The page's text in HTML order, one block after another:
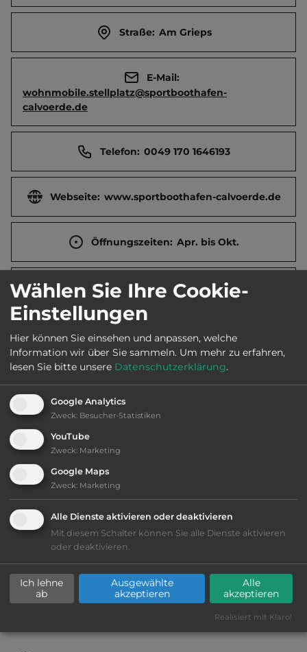
Straße: Am Grieps
E-Mail:
wohnmobile.stellplatz@sportboothafen-
calvoerde.de
Telefon: 0049 170 1646193
Webseite: www.sportboothafen-calvoerde.de
Öffnungszeiten: Apr. bis Okt.
Telefon:
Sehenswürdigkeiten:
Schloss Dorst (9_km).
Ausstattung:
bis 20,- Euro
Lage: schön
kiesig, harter Grund
Wählen Sie Ihre Cookie-
Einstellungen
Hier können Sie einsehen und anpassen, welche
Information wir über Sie sammeln. Um mehr zu erfahren,
lesen Sie bitte unsere Datenschutzerklärung.
Google Analytics
Zweck: Besucher-Statistiken
YouTube
Zweck: Marketing
Google Maps
Zweck: Marketing
Alle Dienste aktivieren oder deaktivieren
Mit diesem Schalter können Sie alle Dienste aktivieren
oder deaktivieren.
Ich lehne
ab
Ausgewählte
akzeptieren
Alle
akzeptieren
Realisiert mit Klaro!